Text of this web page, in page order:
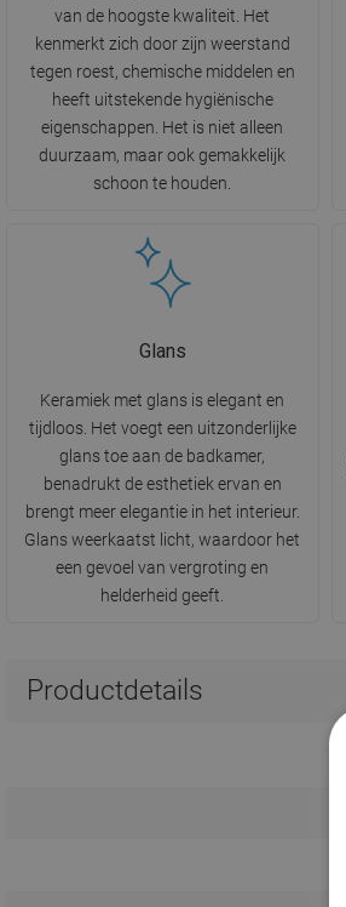
van de hoogste kwaliteit. Het
kenmerkt zich door zijn weerstand
tegen roest, chemische middelen en
heeft uitstekende hygiënische
eigenschappen. Het is niet alleen
duurzaam, maar ook gemakkelijk
schoon te houden.
Glans
Keramiek met glans is elegant en
tijdloos. Het voegt een uitzonderlijke
glans toe aan de badkamer,
benadrukt de esthetiek ervan en
brengt meer elegantie in het interieur.
Glans weerkaatst licht, waardoor het
een gevoel van vergroting en
helderheid geeft.
Productdetails